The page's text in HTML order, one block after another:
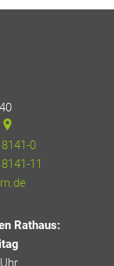
0
11
Rathaus: